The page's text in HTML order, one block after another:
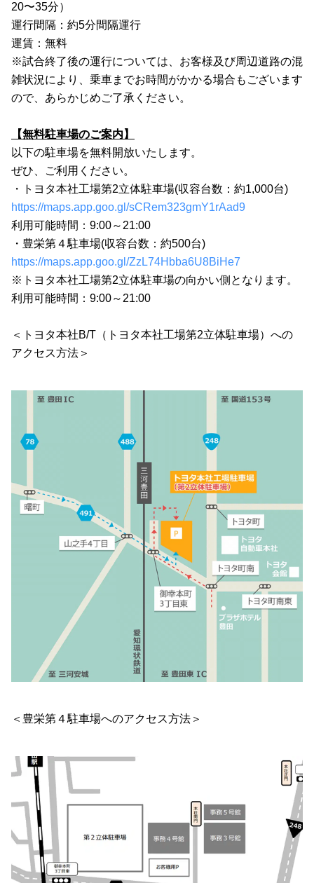
20〜35分）
運行間隔：約5分間隔運行
運賃：無料
※試合終了後の運行については、お客様及び周辺道路の混
雑状況により、乗車までお時間がかかる場合もございます
ので、あらかじめご了承ください。
【無料駐車場のご案内】
以下の駐車場を無料開放いたします。
ぜひ、ご利用ください。
・トヨタ本社工場第2立体駐車場(収容台数：約1,000台)
https://maps.app.goo.gl/sCRem323gmY1rAad9
利用可能時間：9:00～21:00
・豊栄第４駐車場(収容台数：約500台)
https://maps.app.goo.gl/ZzL74Hbba6U8BiHe7
※トヨタ本社工場第2立体駐車場の向かい側となります。
利用可能時間：9:00～21:00
＜トヨタ本社B/T（トヨタ本社工場第2立体駐車場）への
アクセス方法＞
＜豊栄第４駐車場へのアクセス方法＞